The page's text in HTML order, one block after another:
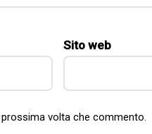
Sito web
volta che commento.